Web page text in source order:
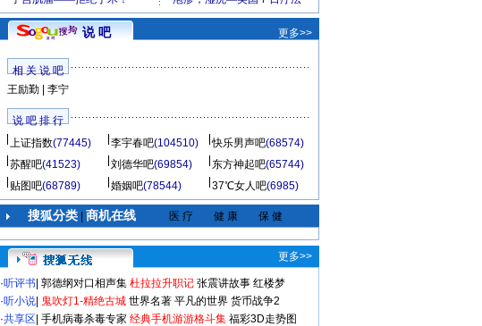
说 吧 更多>>
相 关 说 吧
王励勤| 李宁
说 吧 排 行
上证指数(77445) 李宇春吧(104510) 快乐男声吧(68574)
苏醒吧(41523) 刘德华吧(69854) 东方神起吧(65744)
贴图吧(68789) 婚姻吧(78544) 37℃女人吧(6985)
搜狐分类| 商机在线 医 疗 健 康 保 健
更多>>
·听评书 郭德纲对口相声集 杜拉拉升职记 张震讲故事 红楼梦
·听小说 鬼吹灯1-精绝古城 世界名著 平凡的世界 货币战争2
·共享区 手机病毒杀毒专家 经典手机游游格斗集 福彩3D走势图